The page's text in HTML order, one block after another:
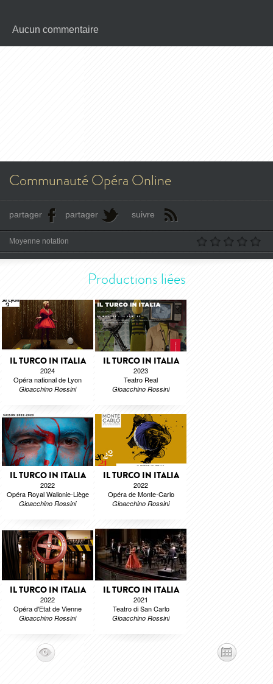
Aucun commentaire
Communauté Opéra Online
partager partager suivre
Moyenne notation
Productions liées
IL TURCO IN ITALIA
2024
Opéra national de Lyon
Gioacchino Rossini
IL TURCO IN ITALIA
2023
Teatro Real
Gioacchino Rossini
IL TURCO IN ITALIA
2022
Opéra Royal Wallonie-Liège
Gioacchino Rossini
IL TURCO IN ITALIA
2022
Opéra de Monte-Carlo
Gioacchino Rossini
IL TURCO IN ITALIA
2022
Opéra d'Etat de Vienne
Gioacchino Rossini
IL TURCO IN ITALIA
2021
Teatro di San Carlo
Gioacchino Rossini